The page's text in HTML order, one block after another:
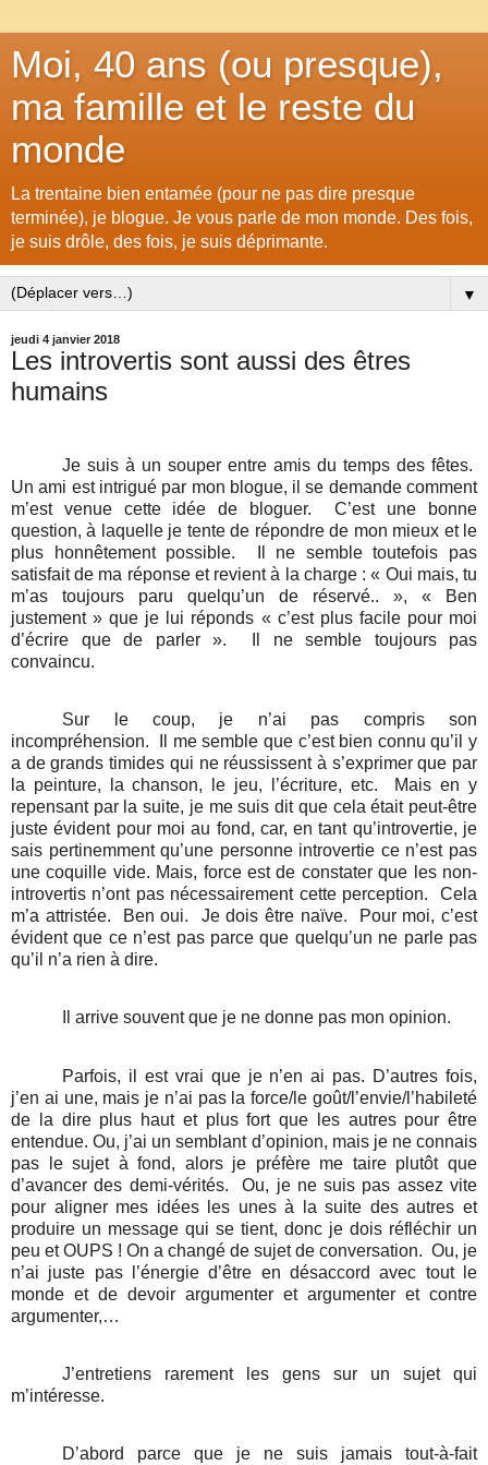
Moi, 40 ans (ou presque),
ma famille et le reste du
monde
La trentaine bien entamée (pour ne pas dire presque
terminée), je blogue. Je vous parle de mon monde. Des fois,
je suis drôle, des fois, je suis déprimante.
▼
jeudi 4 janvier 2018
Les introvertis sont aussi des êtres
humains
Je suis à un souper entre amis du temps des fêtes.
Un ami est intrigué par mon blogue, il se demande comment
m’est venue cette idée de bloguer.
C’est une bonne
question, à laquelle je tente de répondre de mon mieux et le
plus honnêtement possible.
Il ne semble toutefois pas
satisfait de ma réponse et revient à la charge : « Oui mais, tu
m’as toujours paru quelqu’un de réservé.. », « Ben
justement » que je lui réponds « c’est plus facile pour moi
d’écrire que de parler ».
Il ne semble toujours pas
convaincu.
Sur le coup, je n’ai pas compris son
incompréhension.
Il me semble que c’est bien connu qu’il y
a de grands timides qui ne réussissent à s’exprimer que par
la peinture, la chanson, le jeu, l’écriture, etc.
Mais en y
repensant par la suite, je me suis dit que cela était peut-être
juste évident pour moi au fond, car, en tant qu’introvertie, je
sais pertinemment qu’une personne introvertie ce n’est pas
une coquille vide. Mais, force est de constater que les non-
introvertis n’ont pas nécessairement cette perception.
Cela
m’a attristée.
Ben oui. Je dois être naïve.
Pour moi, c’est
évident que ce n’est pas parce que quelqu’un ne parle pas
qu’il n’a rien à dire.
Il arrive souvent que je ne donne pas mon opinion.
Parfois, il est vrai que je n’en ai pas. D’autres fois,
j’en ai une, mais je n’ai pas la force/le goût/l’envie/l’habileté
de la dire plus haut et plus fort que les autres pour être
entendue. Ou, j’ai un semblant d’opinion, mais je ne connais
pas le sujet à fond, alors je préfère me taire plutôt que
d’avancer des demi-vérités.
Ou, je ne suis pas assez vite
pour aligner mes idées les unes à la suite des autres et
produire un message qui se tient, donc je dois réfléchir un
peu et OUPS ! On a changé de sujet de conversation. Ou, je
n’ai juste pas l’énergie d’être en désaccord avec tout le
monde et de devoir argumenter et argumenter et contre
argumenter,…
J’entretiens rarement les gens sur un sujet qui
m’intéresse.
D’abord parce que je ne suis jamais tout-à-fait